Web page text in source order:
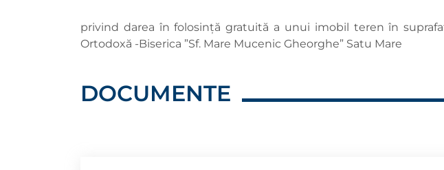
privind darea în folosință gratuită a unui imobil teren în
Ortodoxă -Biserica ”Sf. Mare Mucenic Gheorghe” Satu Mare
DOCUMENTE